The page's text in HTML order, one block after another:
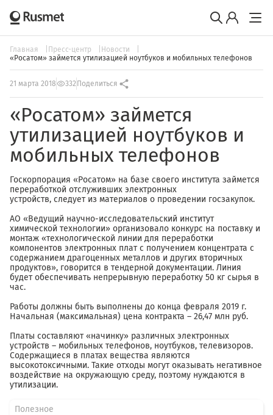
Главная Пресс-центр
Новости
«Росатом» займется утилизацией ноутбуков и мобильных телефонов
21 марта 2018 332 Поделиться
«Росатом» займется
утилизацией ноутбуков и
мобильных телефонов
Госкорпорация «Росатом» на базе своего института займется
переработкой отслуживших электронных
устройств, следует из материалов о проведении госзакупок.
АО «Ведущий научно-исследовательский институт
химической технологии» организовало конкурс на поставку и
монтаж «технологической линии для переработки
компонентов электронных плат с получением концентрата с
содержанием драгоценных металлов и других вторичных
продуктов», говорится в тендерной документации. Линия
будет обеспечивать непрерывную переработку 50 кг сырья в
час.
Работы должны быть выполнены до конца февраля 2019 г.
Начальная (максимальная) цена контракта – 26,47 млн руб.
Платы составляют «начинку» различных электронных
устройств – мобильных телефонов, ноутбуков, телевизоров.
Содержащиеся в платах вещества являются
высокотоксичными. Такие отходы могут оказывать негативное
воздействие на окружающую среду, поэтому нуждаются в
утилизации.
Полезное